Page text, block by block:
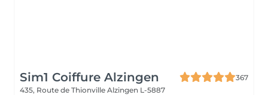
Sim1 Coiffure Alzingen
367
435, Route de Thionville Alzingen L-5887